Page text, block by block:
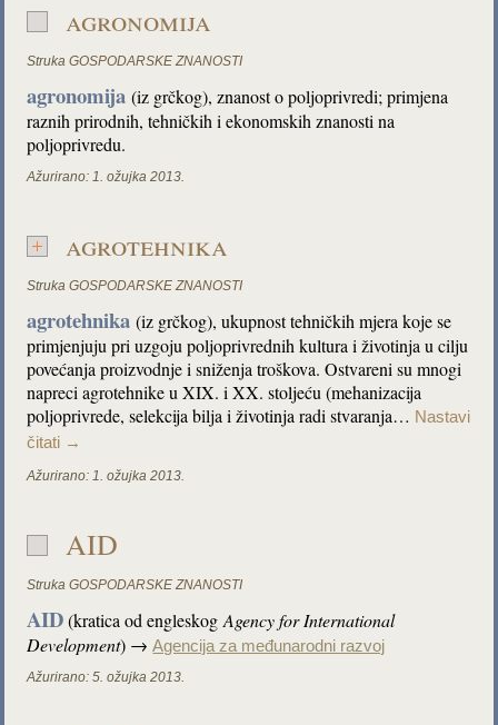
agronomija
Struka GOSPODARSKE ZNANOSTI
agronomija(iz grčkog), znanost o poljoprivredi; primjena
raznih prirodnih, tehničkih i ekonomskih znanosti na
poljoprivredu.
Ažurirano: 1. ožujka 2013.
agrotehnika
Struka GOSPODARSKE ZNANOSTI
agrotehnika(iz grčkog), ukupnost tehničkih mjera koje se
primjenjuju pri uzgoju poljoprivrednih kultura i životinja u cilju
povećanja proizvodnje i sniženja troškova. Ostvareni su mnogi
napreci agrotehnike u XIX. i XX. stoljeću (mehanizacija
poljoprivrede, selekcija bilja i životinja radi stvaranja… Nastavi
čitati →
Ažurirano: 1. ožujka 2013.
AID
Struka GOSPODARSKE ZNANOSTI
AID(kratica od engleskogAgency for International
Development) →Agencija za međunarodni razvoj
Ažurirano: 5. ožujka 2013.